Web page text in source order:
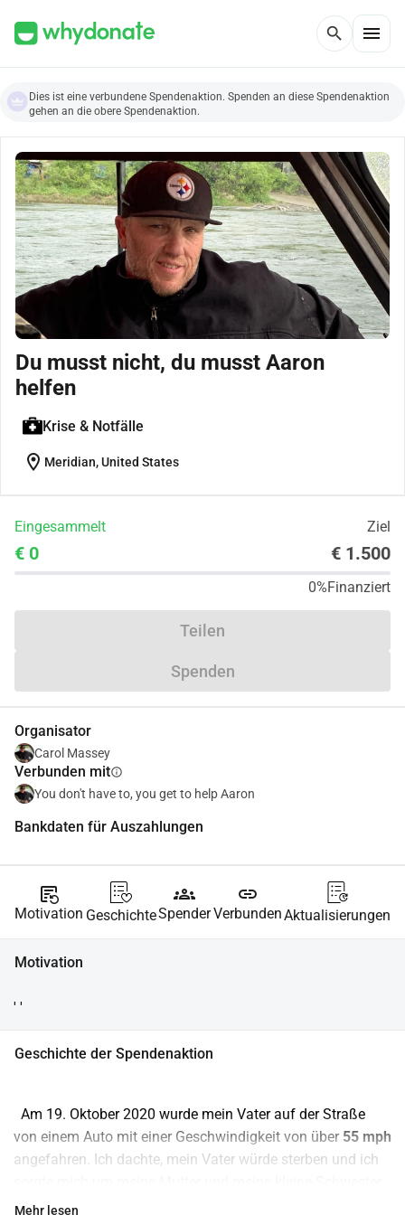
search menu
Dies ist eine verbundene Spendenaktion. Spenden an diese Spendenaktion
gehen an die obere Spendenaktion.
Du musst nicht, du musst Aaron
helfen
Krise & Notfälle
location_on Meridian, United States
Eingesammelt Ziel
€ 0 € 1.500
0%Finanziert
Teilen
Spenden
Organisator
Carol Massey
Verbunden mitinfo
You don't have to, you get to help Aaron
Bankdaten für Auszahlungen
source_notes
Motivation Geschichte
groups
Spender
link
VerbundenAktualisierungen
Motivation
' '
Geschichte der Spendenaktion
von einem Auto mit einer Geschwindigkeit von über 55 mph
angefahren. Ich dachte, mein Vater würde sterben und ich
Wie sollen sie leben und meinem Vater bei der Genesung
Mehr lesen